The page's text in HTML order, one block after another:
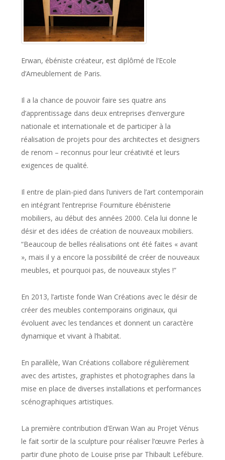
Erwan, ébéniste créateur, est diplômé de l’Ecole
d’Ameublement de Paris.
Il a la chance de pouvoir faire ses quatre ans
d’apprentissage dans deux entreprises d’envergure
nationale et internationale et de participer à la
réalisation de projets pour des architectes et designers
de renom – reconnus pour leur créativité et leurs
exigences de qualité.
Il entre de plain-pied dans l’univers de l’art contemporain
en intégrant l’entreprise Fourniture ébénisterie
mobiliers, au début des années 2000. Cela lui donne le
désir et des idées de création de nouveaux mobiliers.
“Beaucoup de belles réalisations ont été faites « avant
», mais il y a encore la possibilité de créer de nouveaux
meubles, et pourquoi pas, de nouveaux styles !”
En 2013, l’artiste fonde Wan Créations avec le désir de
créer des meubles contemporains originaux, qui
évoluent avec les tendances et donnent un caractère
dynamique et vivant à l’habitat.
En parallèle, Wan Créations collabore régulièrement
avec des artistes, graphistes et photographes dans la
mise en place de diverses installations et performances
scénographiques artistiques.
La première contribution d’Erwan Wan au Projet Vénus
le fait sortir de la sculpture pour réaliser l’œuvre Perles à
partir d’une photo de Louise prise par Thibault Lefébure.